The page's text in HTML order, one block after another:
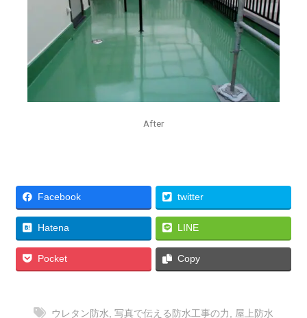
After
Facebook twitter
Hatena LINE
Pocket Copy
ウレタン防水, 写真で伝える防水工事の力 , 屋上防水